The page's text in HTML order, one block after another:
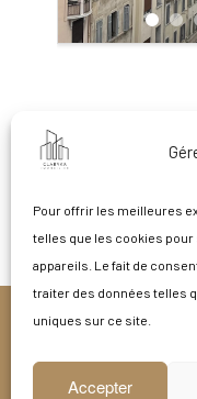
Pour offrir les meilleures
telles que les cookies
appareils. Le fait de
traiter des données telles
uniques sur ce site.
Accepter